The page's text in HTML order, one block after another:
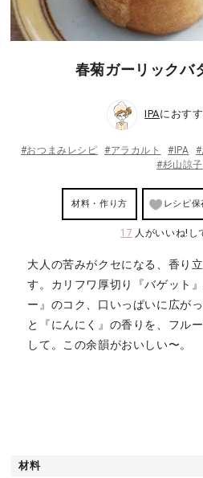
春菊ガーリックバ
IPAにおす
#おつまみレシピ #アラカルト #IPA #
#杉山諒子
材料・作り方 レシピ保
17 人がいいね!し
大人の苦みがクセになる、香り
す。カリフワ厚切り『バゲット
ー』のコク、口いっぱいに広が
と『にんにく』の香りを、フル
して。この余韻がおいしい〜。
材料